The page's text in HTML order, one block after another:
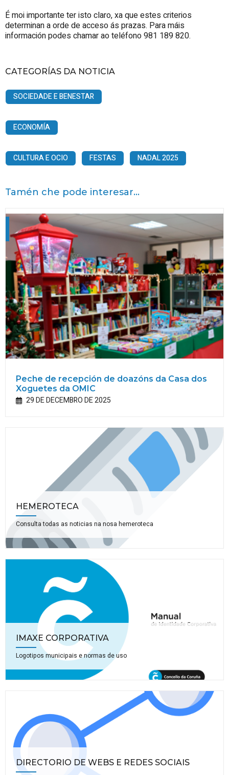
É moi importante ter isto claro, xa que estes criterios
determinan a orde de acceso ás prazas. Para máis
información podes chamar ao teléfono 981 189 820.
CATEGORÍAS DA NOTICIA
SOCIEDADE E BENESTAR
ECONOMÍA
CULTURA E OCIO FESTAS NADAL 2025
Tamén che pode interesar...
Peche de recepción de doazóns da Casa dos
Xoguetes da OMIC
29 DE DECEMBRO DE 2025
HEMEROTECA
Consulta todas as noticias na nosa hemeroteca
IMAXE CORPORATIVA
Logotipos municipais e normas de uso
DIRECTORIO DE WEBS E REDES SOCIAIS